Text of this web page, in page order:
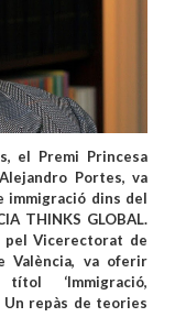
el Premi Princesa
Portes, va
immigració dins del
THINKS GLOBAL.
pel Vicerectorat de
València, va oferir
‘Immigració,
repàs de teories